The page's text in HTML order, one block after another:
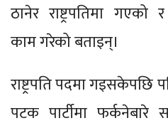
ठानेर राष्ट्रपतिमा
काम गरेको बताइन्।
राष्ट्रपति पदमा
पटक पार्टीमा